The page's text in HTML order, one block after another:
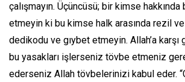
çalışmayın. Üçüncüsü; bir kimse
etmeyin ki bu kimse halk arasında rezil
dedikodu ve gıybet etmeyin. Allah’a karşı
bu yasakları işlerseniz tövbe etmeniz
ederseniz Allah tövbelerinizi kabul eder.